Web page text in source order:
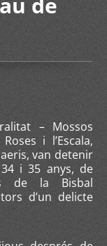
– Mossos
i l’Escala,
van detenir
i 35 anys, de
de la Bisbal
d’un delicte